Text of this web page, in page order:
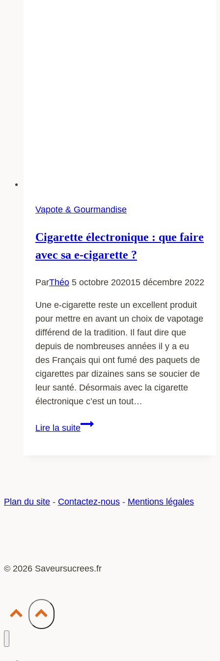
Vapote & Gourmandise
Cigarette électronique : que faire
avec sa e-cigarette ?
ParThéo 5 octobre 202015 décembre 2022
Une e-cigarette reste un excellent produit
pour mettre en avant un choix de vapotage
différend de la tradition. Il faut dire que
depuis de nombreuses années il y a eu
des Français qui ont fumé des paquets de
cigarettes par dizaines sans se soucier de
leur santé. Désormais avec la cigarette
électronique c’est un tout…
Lire la suiteCigarette
sa
Plan du site - Contactez-nous - Mentions légales
© 2026 Saveursucrees.fr